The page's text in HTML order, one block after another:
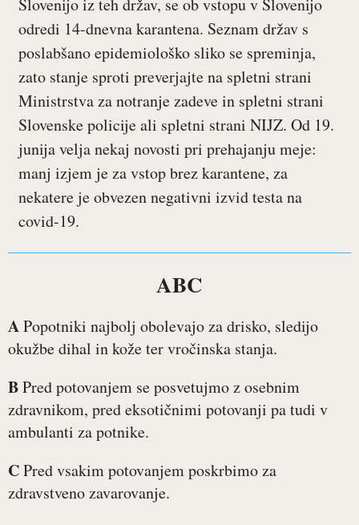
odredi 14-dnevna karantena. Seznam držav s
poslabšano epidemiološko sliko se spreminja,
zato stanje sproti preverjajte na spletni strani
Ministrstva za notranje zadeve in spletni strani
Slovenske policije ali spletni strani NIJZ. Od 19.
junija velja nekaj novosti pri prehajanju meje:
manj izjem je za vstop brez karantene, za
nekatere je obvezen negativni izvid testa na
covid-19.
ABC
APopotniki najbolj obolevajo za drisko, sledijo
okužbe dihal in kože ter vročinska stanja.
BPred potovanjem se posvetujmo z osebnim
zdravnikom, pred eksotičnimi potovanji pa tudi v
ambulanti za potnike.
CPred vsakim potovanjem poskrbimo za
zdravstveno zavarovanje.